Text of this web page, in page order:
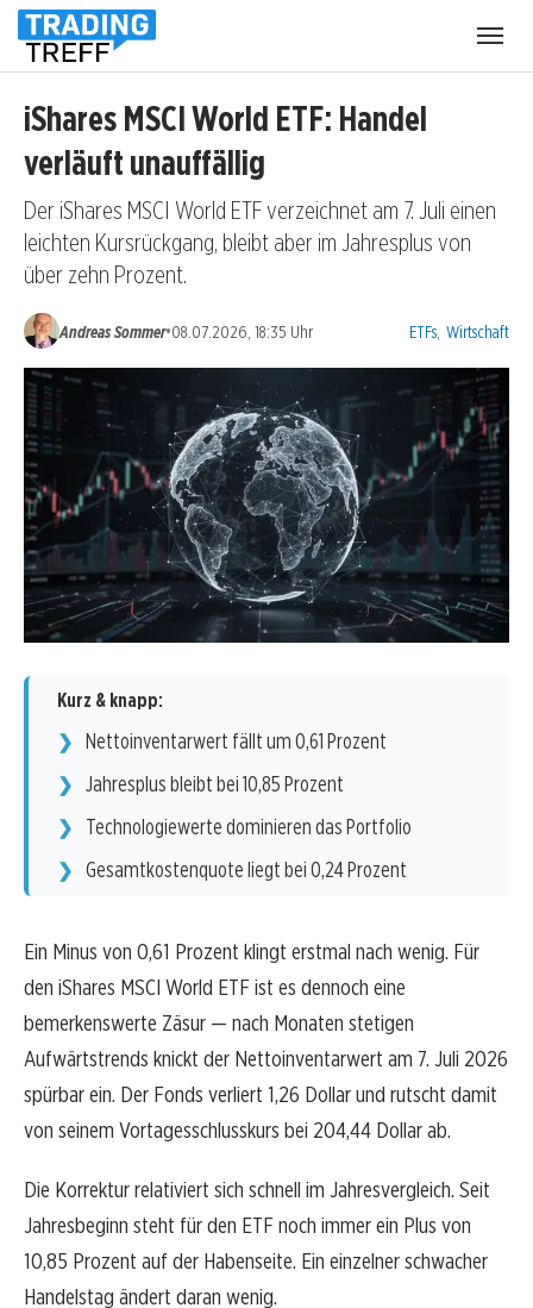
iShares MSCI World ETF: Handel
verläuft unauffällig
Der iShares MSCI World ETF verzeichnet am 7. Juli einen
leichten Kursrückgang, bleibt aber im Jahresplus von
über zehn Prozent.
Andreas Sommer•08.07.2026, 18:35 Uhr Kategorien:
ETFs Wirtschaft
Kurz & knapp:
Nettoinventarwert fällt um 0,61 Prozent
Jahresplus bleibt bei 10,85 Prozent
Technologiewerte dominieren das Portfolio
Gesamtkostenquote liegt bei 0,24 Prozent
Ein Minus von 0,61 Prozent klingt erstmal nach wenig. Für
den iShares MSCI World ETF ist es dennoch eine
bemerkenswerte Zäsur — nach Monaten stetigen
Aufwärtstrends knickt der Nettoinventarwert am 7. Juli 2026
spürbar ein. Der Fonds verliert 1,26 Dollar und rutscht damit
von seinem Vortagesschlusskurs bei 204,44 Dollar ab.
Die Korrektur relativiert sich schnell im Jahresvergleich. Seit
Jahresbeginn steht für den ETF noch immer ein Plus von
10,85 Prozent auf der Habenseite. Ein einzelner schwacher
Handelstag ändert daran wenig.